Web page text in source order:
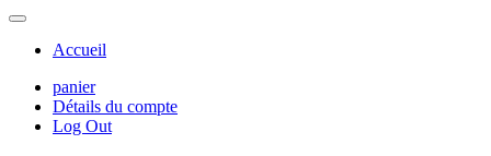
Accueil
panier
Détails du compte
Log Out